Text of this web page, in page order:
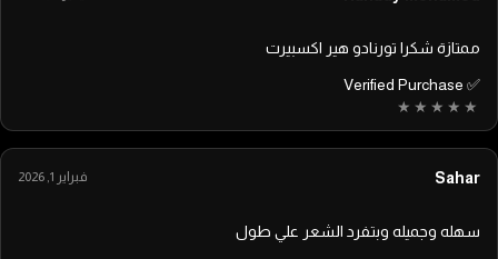
ممتازة شكرا تورنادو هير اكسبيرت
✅ Verified Purchase
Sahar فبراير 1, 2026
سهله وجميله وبتفرد الشعر علي طول